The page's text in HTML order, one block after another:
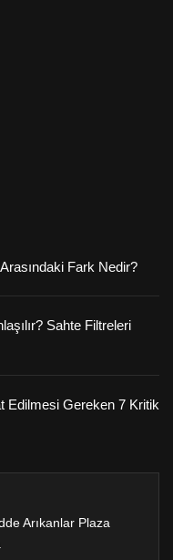
Fark Nedir?
Sahte Filtreleri
Edilmesi Gereken 7 Kritik
Arıkanlar Plaza